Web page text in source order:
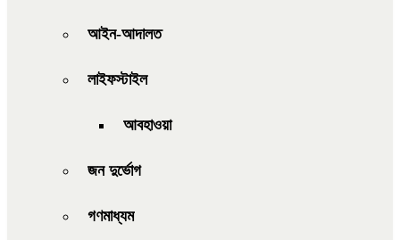
আইন-আদালত
লাইফস্টাইল
আবহাওয়া
জন দুর্ভোগ
গণমাধ্যম